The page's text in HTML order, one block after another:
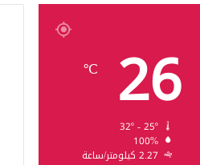
26
℃
100%
2.27 كيلومتر/ساعة